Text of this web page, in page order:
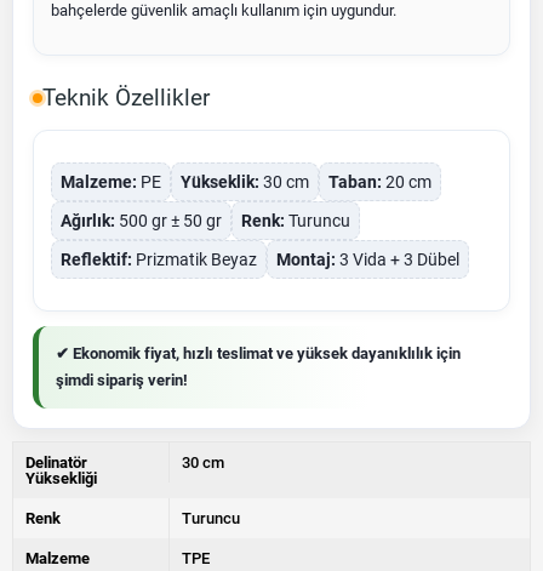
bahçelerde güvenlik amaçlı kullanım için uygundur.
Teknik Özellikler
Malzeme: PE Yükseklik: 30 cm Taban: 20 cm
Ağırlık: 500 gr ± 50 gr Renk: Turuncu
Reflektif: Prizmatik Beyaz Montaj: 3 Vida + 3 Dübel
✔ Ekonomik fiyat, hızlı teslimat ve yüksek dayanıklılık için
şimdi sipariş verin!
Delinatör
Yüksekliği
30 cm
Renk Turuncu
Malzeme TPE